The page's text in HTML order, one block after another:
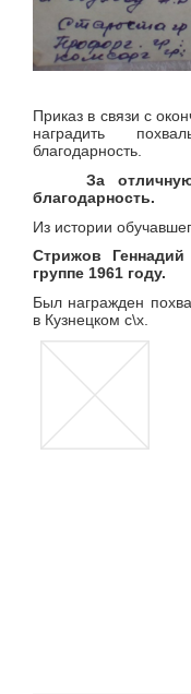
Приказ в связи с
наградить
благодарность.
За отличную
благодарность.
Из истории
Стрижов
группе 1961 году.
Был награжден
в Кузнецком с\х.